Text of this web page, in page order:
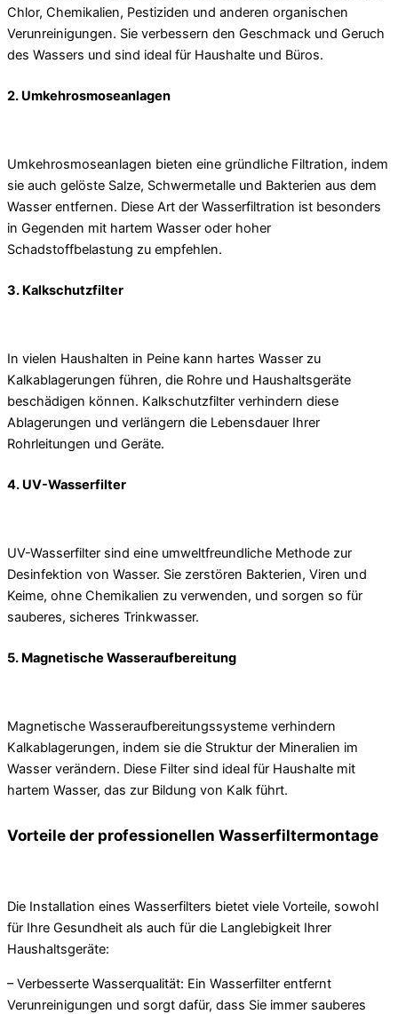
Chlor, Chemikalien, Pestiziden und anderen organischen
Verunreinigungen. Sie verbessern den Geschmack und Geruch
des Wassers und sind ideal für Haushalte und Büros.
2. Umkehrosmoseanlagen
Umkehrosmoseanlagen bieten eine gründliche Filtration, indem
sie auch gelöste Salze, Schwermetalle und Bakterien aus dem
Wasser entfernen. Diese Art der Wasserfiltration ist besonders
in Gegenden mit hartem Wasser oder hoher
Schadstoffbelastung zu empfehlen.
3. Kalkschutzfilter
In vielen Haushalten in Peine kann hartes Wasser zu
Kalkablagerungen führen, die Rohre und Haushaltsgeräte
beschädigen können. Kalkschutzfilter verhindern diese
Ablagerungen und verlängern die Lebensdauer Ihrer
Rohrleitungen und Geräte.
4. UV-Wasserfilter
UV-Wasserfilter sind eine umweltfreundliche Methode zur
Desinfektion von Wasser. Sie zerstören Bakterien, Viren und
Keime, ohne Chemikalien zu verwenden, und sorgen so für
sauberes, sicheres Trinkwasser.
5. Magnetische Wasseraufbereitung
Magnetische Wasseraufbereitungssysteme verhindern
Kalkablagerungen, indem sie die Struktur der Mineralien im
Wasser verändern. Diese Filter sind ideal für Haushalte mit
hartem Wasser, das zur Bildung von Kalk führt.
Vorteile der professionellen Wasserfiltermontage
Die Installation eines Wasserfilters bietet viele Vorteile, sowohl
für Ihre Gesundheit als auch für die Langlebigkeit Ihrer
Haushaltsgeräte:
– Verbesserte Wasserqualität: Ein Wasserfilter entfernt
Verunreinigungen und sorgt dafür, dass Sie immer sauberes